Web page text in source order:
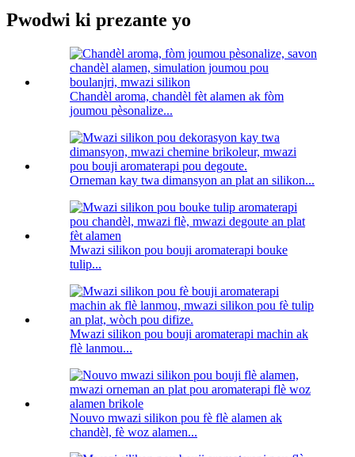
Pwodwi ki prezante yo
Chandèl aroma, chandèl fèt alamen ak fòm
joumou pèsonalize...
Orneman kay twa dimansyon an plat an silikon...
Mwazi silikon pou bouji aromaterapi bouke
tulip...
Mwazi silikon pou bouji aromaterapi machin ak
flè lanmou...
Nouvo mwazi silikon pou fè flè alamen ak
chandèl, fè woz alamen...